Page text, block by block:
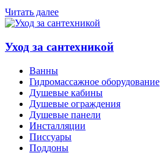
Читать далее
Уход за сантехникой
Ванны
Гидромассажное оборудование
Душевые кабины
Душевые ограждения
Душевые панели
Инсталляции
Писсуары
Поддоны